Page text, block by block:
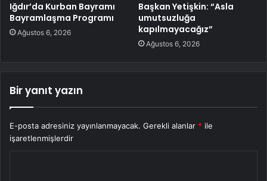
Iğdır’da Kurban Bayramı
Bayramlaşma Programı
Ağustos 6, 2026
Başkan Yetişkin: “Asla
umutsuzluğa
kapılmayacağız”
Ağustos 6, 2026
Bir yanıt yazın
E-posta adresiniz yayınlanmayacak. Gerekli alanlar * ile
işaretlenmişlerdir